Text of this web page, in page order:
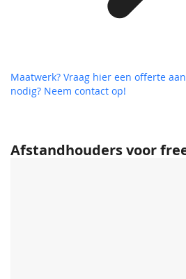
Afstandhouders voor
Maatwerk? Vraag hier een offerte aan
nodig? Neem contact op!